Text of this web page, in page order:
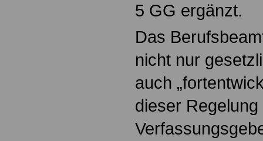
5 GG ergänzt.
Das
nicht nur
auch
dieser